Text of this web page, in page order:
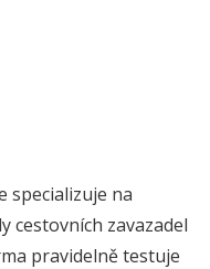
specializuje na
cestovních zavazadel
pravidelně testuje